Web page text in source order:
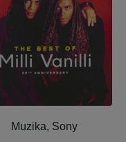
Muzika, Sony